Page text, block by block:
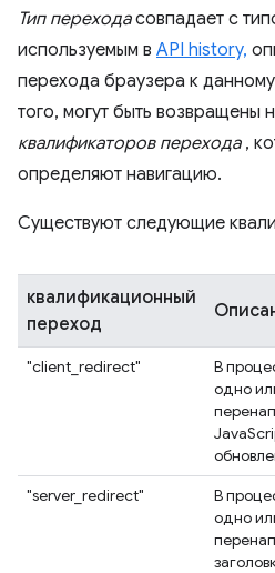
Тип переходасовпадает с
используемым в API history,
перехода браузера к
того, могут быть возвращены
квалификаторов перехода,
определяют навигацию.
Существуют следующие
квалификационный
переход
"client_redirect"
В
одно
"server_redirect"
В
одно